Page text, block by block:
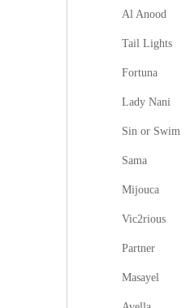
Al Anood
Tail Lights
Fortuna
Lady Nani
Sin or Swim
Sama
Mijouca
Vic2rious
Partner
Masayel